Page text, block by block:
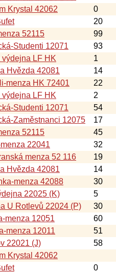
Krystal 42062 0
20
52115 99
Studenti 12071 93
výdejna LF HK 1
Hvězda 42081 14
menza HK 72401 22
výdejna LF HK 2
Studenti 12071 54
Zaměstnanci 12075 17
52115 45
22041 32
menza 52 116 19
Hvězda 42081 14
menza 42088 30
22025 (K) 5
U Rotlevů 22024 (P) 30
menza 12051 60
menza 12011 51
22021 (J) 58
Krystal 42062
0